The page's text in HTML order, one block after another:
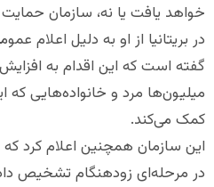
خواهد یافت یا نه، سازمان
در بریتانیا از او به دلیل اعلام
گفته است که این اقدام به
میلیون‌ها مرد و خانواده‌هایی که
کمک می‌کند.
این سازمان همچنین اعلام کرد
در مرحله‌ای زودهنگام تشخیص